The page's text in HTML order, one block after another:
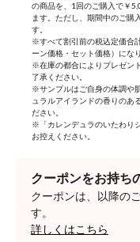
の商品を、1回のご購入で￥
ます。ただし、期間中のご購
す。
※すべて割引前の税込定価合
ーン価格・セット価格）にな
※在庫の都合によりプレゼン
了承ください。
※サンプルはご自身の体調や
ュラルアイランドの香りのあ
ださい。
※「カレンデュラのいたわり
お控えください。
クーポンをお持ち
クーポンは、以降の
す。
詳しくはこちら